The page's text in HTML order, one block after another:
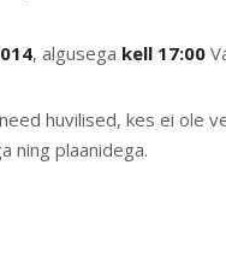
, algusega kell 17:00
huvilised, kes ei ole
ning plaanidega.